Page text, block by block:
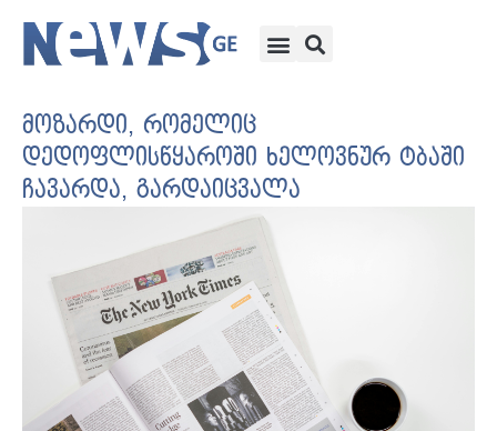
მოზარდი, რომელიც
დედოფლისწყაროში ხელოვნურ ტბაში
ჩავარდა, გარდაიცვალა